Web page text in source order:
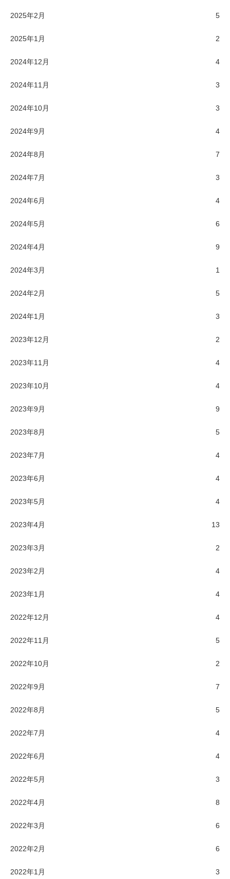
2025年2月 5
2025年1月 2
2024年12月 4
2024年11月 3
2024年10月 3
2024年9月 4
2024年8月 7
2024年7月 3
2024年6月 4
2024年5月 6
2024年4月 9
2024年3月 1
2024年2月 5
2024年1月 3
2023年12月 2
2023年11月 4
2023年10月 4
2023年9月 9
2023年8月 5
2023年7月 4
2023年6月 4
2023年5月 4
2023年4月 13
2023年3月 2
2023年2月 4
2023年1月 4
2022年12月 4
2022年11月 5
2022年10月 2
2022年9月 7
2022年8月 5
2022年7月 4
2022年6月 4
2022年5月 3
2022年4月 8
2022年3月 6
2022年2月 6
2022年1月 3